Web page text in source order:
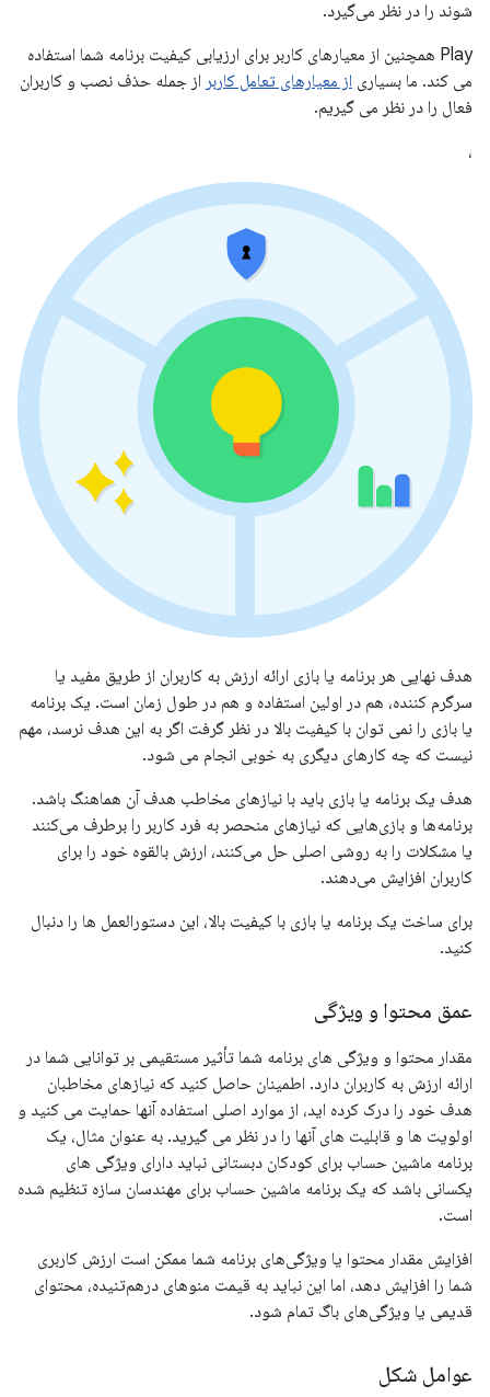
شوند را در نظر می‌گیرد.
Play همچنین از معیارهای کاربر برای ارزیابی کیفیت برنامه شما استفاده
می کند. ما بسیاری از معیارهای تعامل کاربر از جمله حذف نصب و کاربران
فعال را در نظر می گیریم.
،
هدف نهایی هر برنامه یا بازی ارائه ارزش به کاربران از طریق مفید یا
سرگرم کننده، هم در اولین استفاده و هم در طول زمان است. یک برنامه
یا بازی را نمی توان با کیفیت بالا در نظر گرفت اگر به این هدف نرسد، مهم
نیست که چه کارهای دیگری به خوبی انجام می شود.
هدف یک برنامه یا بازی باید با نیازهای مخاطب هدف آن هماهنگ باشد.
برنامه‌ها و بازی‌هایی که نیازهای منحصر به فرد کاربر را برطرف می‌کنند
یا مشکلات را به روشی اصلی حل می‌کنند، ارزش بالقوه خود را برای
کاربران افزایش می‌دهند.
برای ساخت یک برنامه یا بازی با کیفیت بالا، این دستورالعمل ها را دنبال
کنید.
عمق محتوا و ویژگی
مقدار محتوا و ویژگی های برنامه شما تأثیر مستقیمی بر توانایی شما در
ارائه ارزش به کاربران دارد. اطمینان حاصل کنید که نیازهای مخاطبان
هدف خود را درک کرده اید، از موارد اصلی استفاده آنها حمایت می کنید و
اولویت ها و قابلیت های آنها را در نظر می گیرید. به عنوان مثال، یک
برنامه ماشین حساب برای کودکان دبستانی نباید دارای ویژگی های
یکسانی باشد که یک برنامه ماشین حساب برای مهندسان سازه تنظیم شده
است.
افزایش مقدار محتوا یا ویژگی‌های برنامه شما ممکن است ارزش کاربری
شما را افزایش دهد، اما این نباید به قیمت منوهای درهم‌تنیده، محتوای
قدیمی یا ویژگی‌های باگ تمام شود.
عوامل شکل